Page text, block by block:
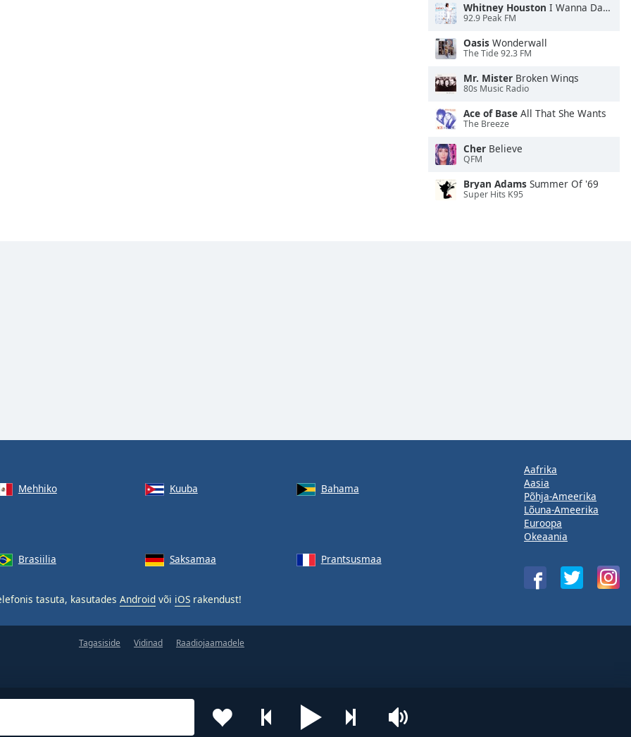
Whitney Houston I Wanna Dance With Somebody
92.9 Peak FM
Oasis Wonderwall
The Tide 92.3 FM
Mr. Mister Broken Wings
80s Music Radio
Ace of Base All That She Wants
The Breeze
Cher Believe
QFM
Bryan Adams Summer Of '69
Super Hits K95
Mehhiko Kuuba
Bahama
Brasiilia Saksamaa Prantsusmaa
tasuta, kasutades Android või iOS rakendust!
Aafrika
Aasia
Põhja-Ameerika
Lõuna-Ameerika
Euroopa
Okeaania
Tagasiside Vidinad Raadiojaamadele